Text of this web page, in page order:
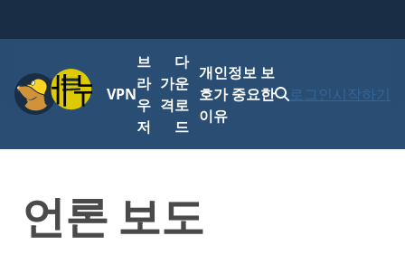
메뉴VPN
브
라
우
저
가
격
다
운
로
드
개인정보 보
호가 중요한
이유
로그인시작하기
언론 보도